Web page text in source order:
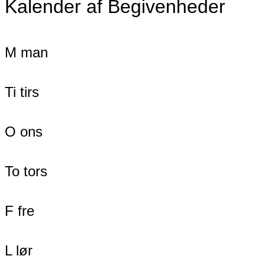
Kalender af Begivenheder
M man
Ti tirs
O ons
To tors
F fre
L lør